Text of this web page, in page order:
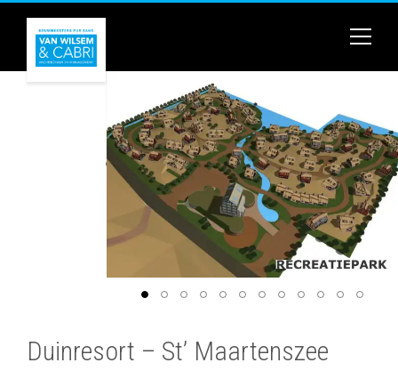
Duinresort – St’ Maartenszee